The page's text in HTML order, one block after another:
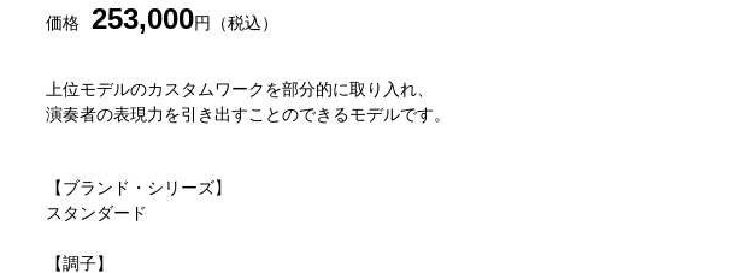
価格 253,000円（税込）
上位モデルのカスタムワークを部分的に取り入れ、
演奏者の表現力を引き出すことのできるモデルです。
【ブランド・シリーズ】
スタンダード
【調子】